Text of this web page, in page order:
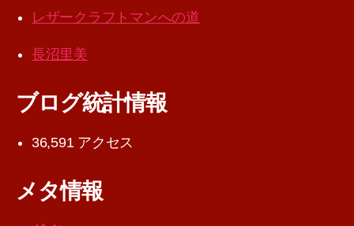
レザークラフトマンへの道
長沼里美
ブログ統計情報
36,591 アクセス
メタ情報